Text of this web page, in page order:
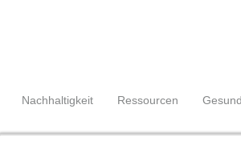
überspringen
Ressourcen
Nachhaltigkeit